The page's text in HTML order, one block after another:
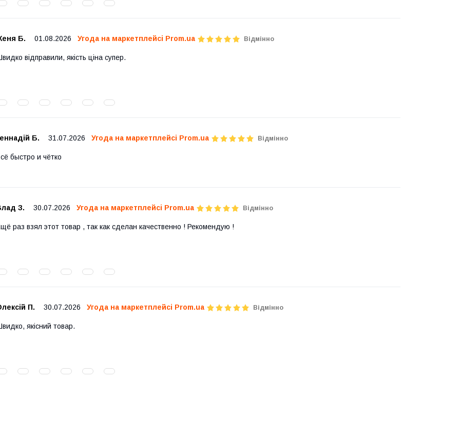
Б. 01.08.2026 Угода на маркетплейсі Prom.ua Відмінно
відправили, якість ціна супер.
Б. 31.07.2026 Угода на маркетплейсі Prom.ua Відмінно
быстро и чётко
З. 30.07.2026 Угода на маркетплейсі Prom.ua Відмінно
раз взял этот товар , так как сделан качественно ! Рекомендую !
П. 30.07.2026 Угода на маркетплейсі Prom.ua Відмінно
якісний товар.